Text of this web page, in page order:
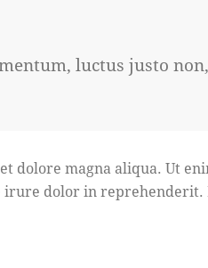
luctus justo non,
dolore magna aliqua. Ut
irure dolor in reprehenderit.